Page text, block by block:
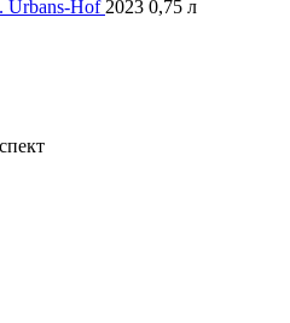
Urbans-Hof 2023 0,75 л